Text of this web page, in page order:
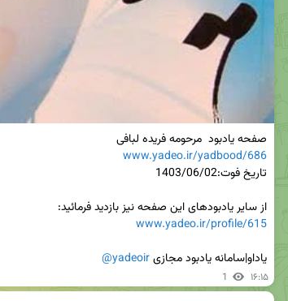
صفحه یادبود  مرحومه فریده لبافی
www.yadeo.ir/yadbood/686
از سایر یادبودهای این صفحه نیز بازدید فرمائید:
www.yadeo.ir/profile/615
یاداو|سامانه یادبود مجازی @yadeoir
1 ۱۶:۱۵